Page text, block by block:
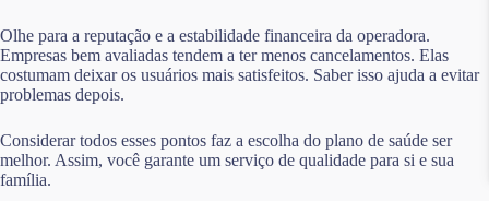
Olhe para a reputação e a estabilidade financeira da operadora.
Empresas bem avaliadas tendem a ter menos cancelamentos. Elas
costumam deixar os usuários mais satisfeitos. Saber isso ajuda a evitar
problemas depois.
Considerar todos esses pontos faz a escolha do plano de saúde ser
melhor. Assim, você garante um serviço de qualidade para si e sua
família.